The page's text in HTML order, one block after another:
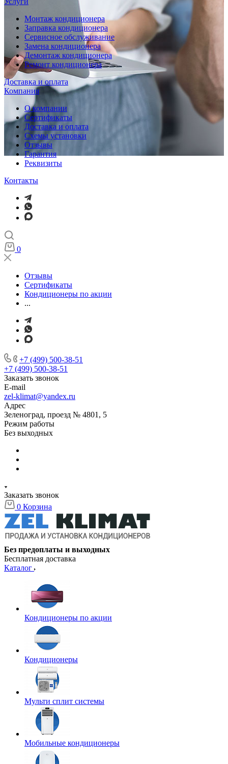
Монтаж кондиционера
Заправка кондиционера
Сервисное обслуживание
Замена кондиционера
Демонтаж кондиционера
Ремонт кондиционера
Доставка и оплата
Компания
О компании
Сертификаты
Доставка и оплата
Схемы установки
Отзывы
Гарантия
Реквизиты
Контакты
0
Отзывы
Сертификаты
Кондиционеры по акции
...
+7 (499) 500-38-51
+7 (499) 500-38-51
Заказать звонок
E-mail
zel-klimat@yandex.ru
Адрес
Зеленоград, проезд № 4801, 5
Режим работы
Без выходных
Заказать звонок
0 Корзина
Без предоплаты и выходных
Бесплатная доставка
Каталог
Кондиционеры по акции
Кондиционеры
Мульти сплит системы
Мобильные кондиционеры